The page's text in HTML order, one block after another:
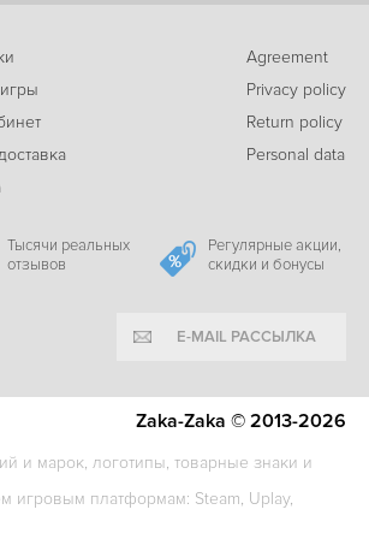
-85%
Puzzle Forge Dungeon
55c
146
-17%
Foretales
339
Agreement
Privacy policy
Return policy
Personal data
Тысячи реальных
отзывов
Регулярные акции,
скидки и бонусы
E-MAIL РАССЫЛКА
и марок, логотипы, товарные знаки и
игровым платформам: Steam, Uplay,
Zaka-Zaka © 2013-2026